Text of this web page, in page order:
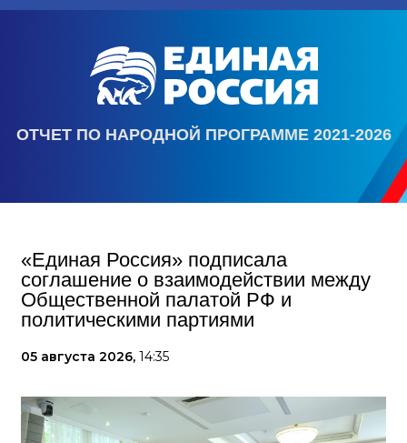
ОТЧЕТ ПО НАРОДНОЙ ПРОГРАММЕ 2021-2026
«Единая Россия» подписала
соглашение о взаимодействии между
Общественной палатой РФ и
политическими партиями
05 августа 2026, 14:35